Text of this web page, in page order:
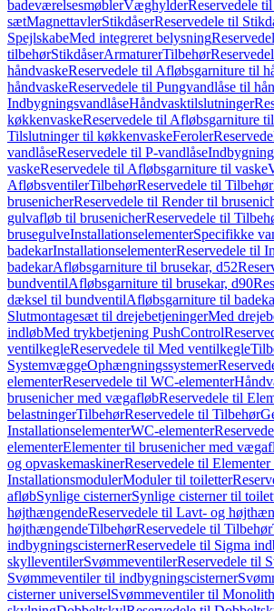
badeværelsesmøblerVæghylderReservedele
sætMagnettavlerStikdåserReservedele til
SpejlskabeMed integreret belysning
tilbehørStikdåserArmaturerTilbehør
håndvaskeReservedele til Afløbsgarniture til
håndvaskeReservedele til Pungvandlåse til
IndbygningsvandlåseHåndvasktilslutninger
køkkenvaskeReservedele til Afløbsgarniture
Tilslutninger til køkkenvaskeFeroler
vandlåseReservedele til P-vandlåse
vaskeReservedele til Afløbsgarniture til vaske
AfløbsventilerTilbehørReservedele til Tilbehør
brusenicherReservedele til Render til
gulvafløb til brusenicherReservedele til
brusegulveInstallationselementerSpecifikke
badekarInstallationselementerReservedele til
badekarAfløbsgarniture til brusekar, d52
bundventilAfløbsgarniture til brusekar, d90
dæksel til bundventilAfløbsgarniture til
Slutmontagesæt til drejebetjeningerMed
indløbMed trykbetjening PushControl
ventilkegleReservedele til Med ventilkegle
SystemvæggeOphængningssystemer
elementerReservedele til WC-elementer
brusenicher med vægafløbReservedele til
belastningerTilbehørReservedele til Tilbehør
InstallationselementerWC-elementer
elementerElementer til brusenicher med
og opvaskemaskinerReservedele til
InstallationsmodulerModuler til toiletter
afløbSynlige cisternerSynlige cisterner til
højthængendeReservedele til Lavt- og
højthængendeTilbehørReservedele til Tilbehør
indbygningscisternerReservedele til Sigma
skylleventilerSvømmeventilerReservedele til
Svømmeventiler til indbygningscisterner
cisterner universelSvømmeventiler til Monolith